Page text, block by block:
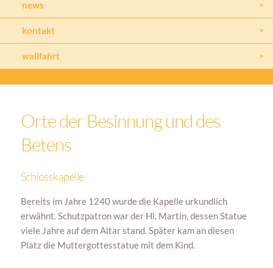
news
kontakt
wallfahrt
Orte der Besinnung und des
Betens
Schlosskapelle
Bereits im Jahre 1240 wurde die Kapelle urkundlich
erwähnt. Schutzpatron war der Hl. Martin, dessen Statue
viele Jahre auf dem Altar stand. Später kam an diesen
Platz die Muttergottesstatue mit dem Kind.